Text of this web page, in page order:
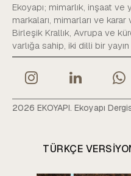
Ekoyapı; mimarlık, inşaat
markaları, mimarları ve
Birleşik Krallık, Avrupa ve
varlığa sahip, iki dilli bir
2026 EKOYAPI. Ekoyapı
TÜRKÇE